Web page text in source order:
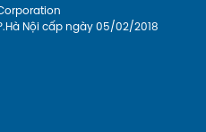
Nội cấp ngày 05/02/2018